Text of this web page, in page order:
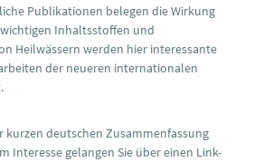
Publikationen belegen die Wirkung
Inhaltsstoffen und
Heilwässern werden hier interessante
der neueren internationalen
kurzen deutschen Zusammenfassung
Interesse gelangen Sie über einen Link-